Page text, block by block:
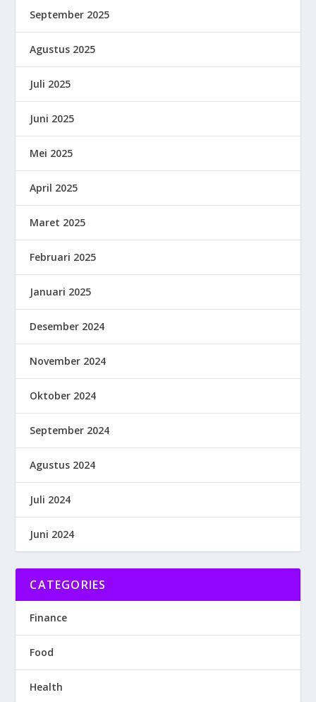
September 2025
Agustus 2025
Juli 2025
Juni 2025
Mei 2025
April 2025
Maret 2025
Februari 2025
Januari 2025
Desember 2024
November 2024
Oktober 2024
September 2024
Agustus 2024
Juli 2024
Juni 2024
CATEGORIES
Finance
Food
Health